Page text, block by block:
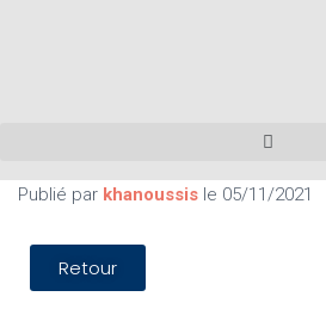
Publié par khanoussis le 05/11/2021
Retour